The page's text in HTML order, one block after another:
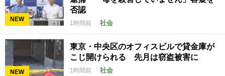
NEW
否認
1時間前 社会
NEW
東京・中央区のオフィスビルで貸金庫が
こじ開けられる 先月は窃盗被害に
1時間前 社会